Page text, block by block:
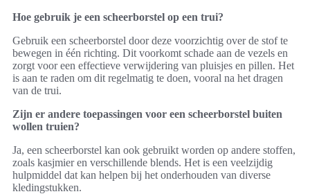
Hoe gebruik je een scheerborstel op een trui?
Gebruik een scheerborstel door deze voorzichtig over de stof te
bewegen in één richting. Dit voorkomt schade aan de vezels en
zorgt voor een effectieve verwijdering van pluisjes en pillen. Het
is aan te raden om dit regelmatig te doen, vooral na het dragen
van de trui.
Zijn er andere toepassingen voor een scheerborstel buiten
wollen truien?
Ja, een scheerborstel kan ook gebruikt worden op andere stoffen,
zoals kasjmier en verschillende blends. Het is een veelzijdig
hulpmiddel dat kan helpen bij het onderhouden van diverse
kledingstukken.